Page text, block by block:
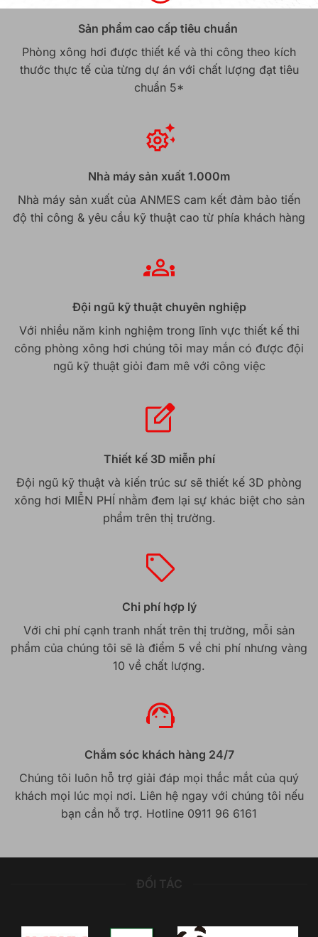
Sản phẩm cao cấp tiêu chuẩn
Phòng xông hơi được thiết kế và thi công theo kích
thước thực tế của từng dự án với chất lượng đạt tiêu
chuẩn 5*
Nhà máy sản xuất 1.000m
Nhà máy sản xuất của ANMES cam kết đảm bảo tiến
độ thi công & yêu cầu kỹ thuật cao từ phía khách hàng
Đội ngũ kỹ thuật chuyên nghiệp
Với nhiều năm kinh nghiệm trong lĩnh vực thiết kế thi
công phòng xông hơi chúng tôi may mắn có được đội
ngũ kỹ thuật giỏi đam mê với công việc
Thiết kế 3D miễn phí
Đội ngũ kỹ thuật và kiến trúc sư sẽ thiết kế 3D phòng
xông hơi MIỄN PHÍ nhằm đem lại sự khác biệt cho sản
phẩm trên thị trường.
Chi phí hợp lý
Với chi phí cạnh tranh nhất trên thị trường, mỗi sản
phẩm của chúng tôi sẽ là điểm 5 về chi phí nhưng vàng
10 về chất lượng.
Chắm sóc khách hàng 24/7
Chúng tôi luôn hỗ trợ giải đáp mọi thắc mắt của quý
khách mọi lúc mọi nơi. Liên hệ ngay với chúng tôi nếu
bạn cần hỗ trợ. Hotline 0911 96 6161
ĐỐI TÁC